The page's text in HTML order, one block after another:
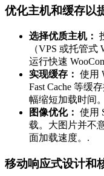
优化主机和缓存以
选择优质主机：
（VPS 或托管式
运行快速
实现缓存： 使用
Fast Cache 等缓
幅缩短加载时间
图像优化： 使用
载。大图片并不
面加载速度。.
移动响应式设计和